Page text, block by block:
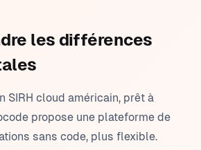
les différences
SIRH cloud américain, prêt à
propose une plateforme de
sans code, plus flexible.